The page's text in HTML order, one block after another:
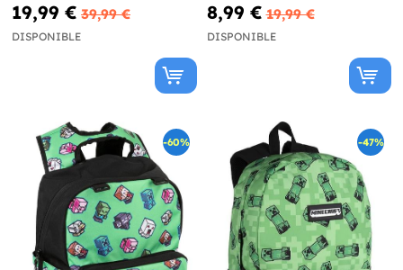
19,99 € 39,99 €
DISPONIBLE
8,99 € 19,99 €
DISPONIBLE
-60% -47%